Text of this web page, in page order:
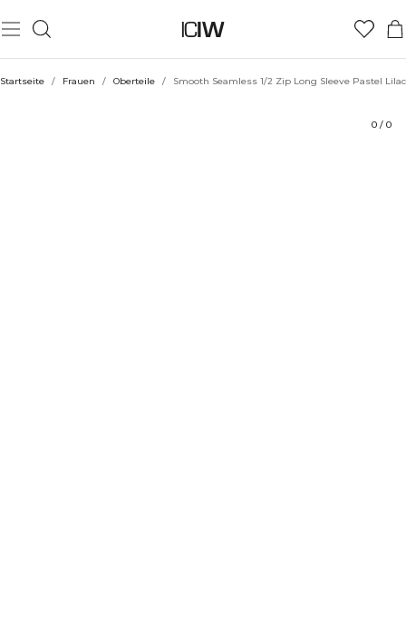
Startseite / Frauen / Oberteile / Smooth Seamless 1/2 Zip Long Sleeve Pastel Lilac
0 / 0